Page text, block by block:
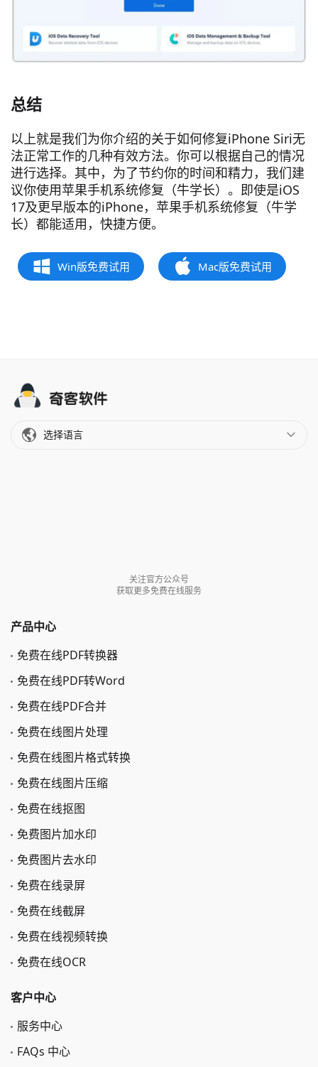
总结
以上就是我们为你介绍的关于如何修复iPhone Siri无
法正常工作的几种有效方法。你可以根据自己的情况
进行选择。其中，为了节约你的时间和精力，我们建
议你使用苹果手机系统修复（牛学长）。即使是iOS
17及更早版本的iPhone，苹果手机系统修复（牛学
长）都能适用，快捷方便。
Win版免费试用 Mac版免费试用
选择语言
关注官方公众号
获取更多免费在线服务
产品中心
免费在线PDF转换器
免费在线PDF转Word
免费在线PDF合并
免费在线图片处理
免费在线图片格式转换
免费在线图片压缩
免费在线抠图
免费图片加水印
免费图片去水印
免费在线录屏
免费在线截屏
免费在线视频转换
免费在线OCR
客户中心
服务中心
FAQs 中心